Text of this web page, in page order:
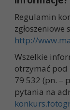
Regulamin
http://
Wszelkie
otrzymać pod
79 532 (pn. –
pytania na